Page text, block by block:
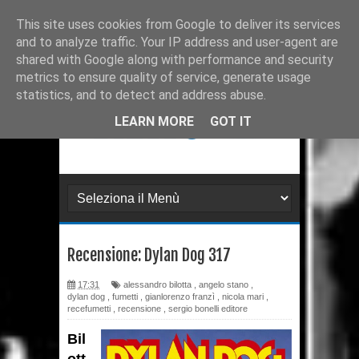
Ultimissime Recensione: Matana 3
Recensione: Julia 273
Recensione: Superman: Stagioni
Recensione: H.P. Lovecraft - I
gatti di Ulthar e altri racconti
Recensione: Il Segreto di
Leonardo da Paperdinci
Recensione: Dylan Dog 317
17:31 alessandro bilotta , angelo stano ,
dylan dog , fumetti , gianlorenzo franzì , nicola mari ,
recefumetti , recensione , sergio bonelli editore
Bil
This site uses cookies from Google to deliver its services
and to analyze traffic. Your IP address and user-agent are
shared with Google along with performance and security
metrics to ensure quality of service, generate usage
statistics, and to detect and address abuse.
LEARN MORE
GOT IT